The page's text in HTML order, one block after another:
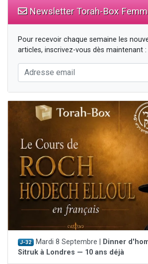
Newsletter Torah-Box
Pour recevoir chaque semaine les
articles, inscrivez-vous dès maintenant :
J-32 Mardi 8 Septembre |
Dinner
Sitruk à Londres — 10 ans déjà